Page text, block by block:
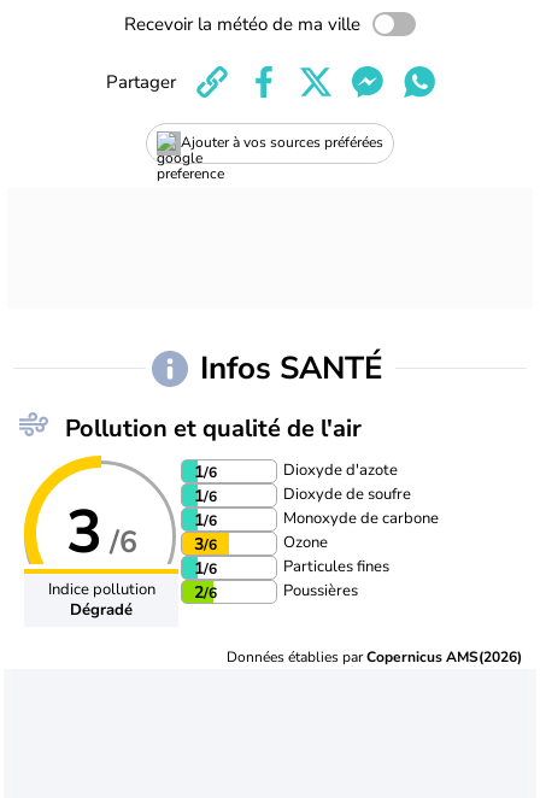
Recevoir la météo de ma ville
Ajouter à vos sources préférées
Partager
Infos SANTÉ
Pollution et qualité de l'air
3 /6
Indice pollution
Dégradé
1/6 Dioxyde d'azote
1/6 Dioxyde de soufre
1/6 Monoxyde de carbone
3/6 Ozone
1/6 Particules fines
2/6 Poussières
Données établies parCopernicus AMS(2026)